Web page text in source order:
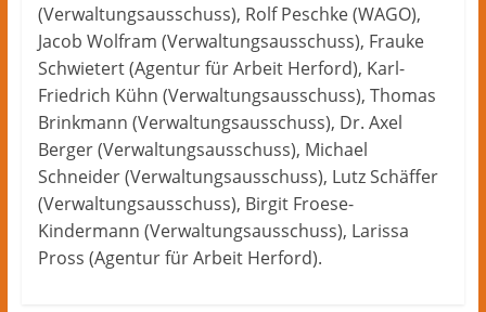
(Verwaltungsausschuss), Rolf Peschke (WAGO),
Jacob Wolfram (Verwaltungsausschuss), Frauke
Schwietert (Agentur für Arbeit Herford), Karl-
Friedrich Kühn (Verwaltungsausschuss), Thomas
Brinkmann (Verwaltungsausschuss), Dr. Axel
Berger (Verwaltungsausschuss), Michael
Schneider (Verwaltungsausschuss), Lutz Schäffer
(Verwaltungsausschuss), Birgit Froese-
Kindermann (Verwaltungsausschuss), Larissa
Pross (Agentur für Arbeit Herford).